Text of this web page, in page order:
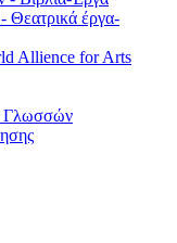
- Θεατρικά έργα-
Allience for Arts
Γλωσσών